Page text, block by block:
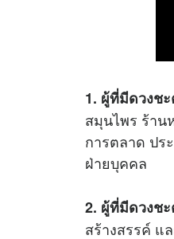
1. ผู้ที่มีดวงช
สมุนไพร ร้าน
การตลาด ปร
ฝ่ายบุคคล
2. ผู้ที่มีดวงช
สร้างสรรค์ แ